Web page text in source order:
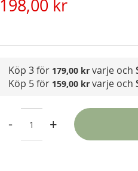
198,00 kr
Köp 3 för 179,00 kr varje och
Köp 5 för 159,00 kr varje och
- +